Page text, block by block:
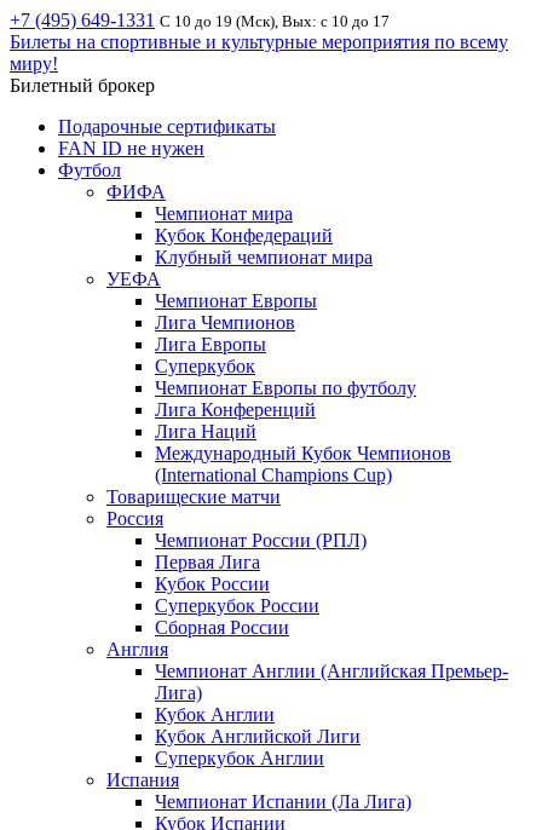
+7 (495) 649-1331 С 10 до 19 (Мск), Вых: с 10 до 17
Билеты на спортивные и культурные мероприятия по всему
миру!
Билетный брокер
Подарочные сертификаты
FAN ID не нужен
Футбол
ФИФА
Чемпионат мира
Кубок Конфедераций
Клубный чемпионат мира
УЕФА
Чемпионат Европы
Лига Чемпионов
Лига Европы
Суперкубок
Чемпионат Европы по футболу
Лига Конференций
Лига Наций
Международный Кубок Чемпионов
(International Champions Cup)
Товарищеские матчи
Россия
Чемпионат России (РПЛ)
Первая Лига
Кубок России
Суперкубок России
Сборная России
Англия
Чемпионат Англии (Английская Премьер-
Лига)
Кубок Англии
Кубок Английской Лиги
Суперкубок Англии
Испания
Чемпионат Испании (Ла Лига)
Кубок Испании